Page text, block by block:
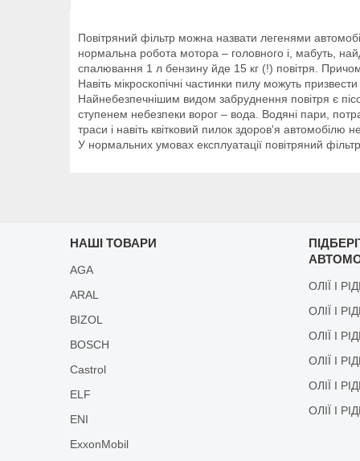
Повітряний фільтр можна назвати легенями
нормальна робота мотора – головного і, мабуть,
спалювання 1 л бензину йде 15 кг (!) повітря.
Навіть мікроскопічні частинки пилу можуть
Найнебезпечнішим видом забруднення повітря є
ступенем небезпеки ворог – вода. Водяні пари,
траси і навіть квітковий пилок здоров'я
У нормальних умовах експлуатації повітряний
НАШІ ТОВАРИ
AGA
ARAL
BIZOL
BOSCH
Castrol
ELF
ENI
ExxonMobil
ОЛІЇ І
ОЛІЇ І
ОЛІЇ І
ОЛІЇ І
ОЛІЇ І
ОЛІЇ І